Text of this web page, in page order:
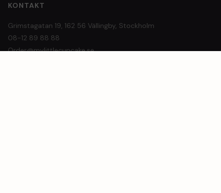
KONTAKT
Grimstagatan 19, 162 56 Vällingby, Stockholm
08-12 89 88 88
Order@mylittlecupcake.se